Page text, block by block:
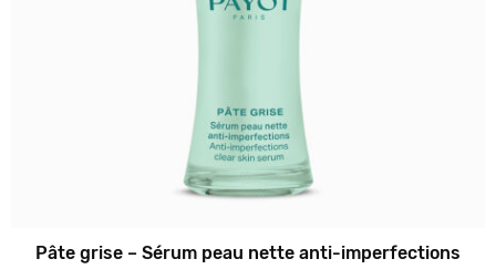
Pâte grise – Sérum peau nette anti-imperfections